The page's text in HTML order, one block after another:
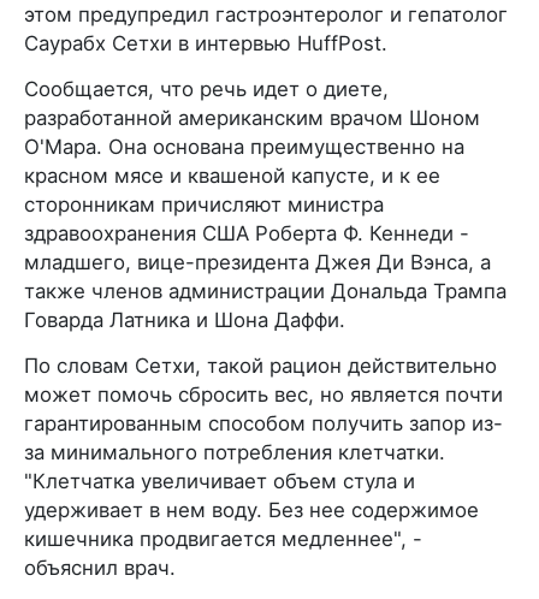
этом предупредил гастроэнтеролог и гепатолог
Саурабх Сетхи в интервью HuffPost.
Сообщается, что речь идет о диете,
разработанной американским врачом Шоном
О'Мара. Она основана преимущественно на
красном мясе и квашеной капусте, и к ее
сторонникам причисляют министра
здравоохранения США Роберта Ф. Кеннеди -
младшего, вице-президента Джея Ди Вэнса, а
также членов администрации Дональда Трампа
Говарда Латника и Шона Даффи.
По словам Сетхи, такой рацион действительно
может помочь сбросить вес, но является почти
гарантированным способом получить запор из-
за минимального потребления клетчатки.
"Клетчатка увеличивает объем стула и
удерживает в нем воду. Без нее содержимое
кишечника продвигается медленнее", -
объяснил врач.